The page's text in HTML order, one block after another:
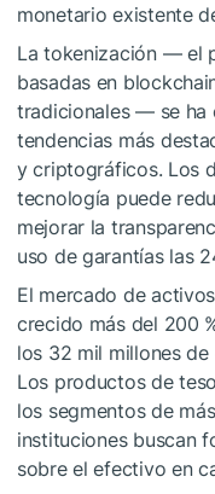
monetario existente
La tokenización — el
basadas en
tradicionales — se ha
tendencias más
y criptográficos. Los
tecnología puede
mejorar la
uso de garantías las
El mercado de
crecido más del 200
los 32 mil millones
Los productos de
los segmentos de
instituciones buscan
sobre el efectivo en